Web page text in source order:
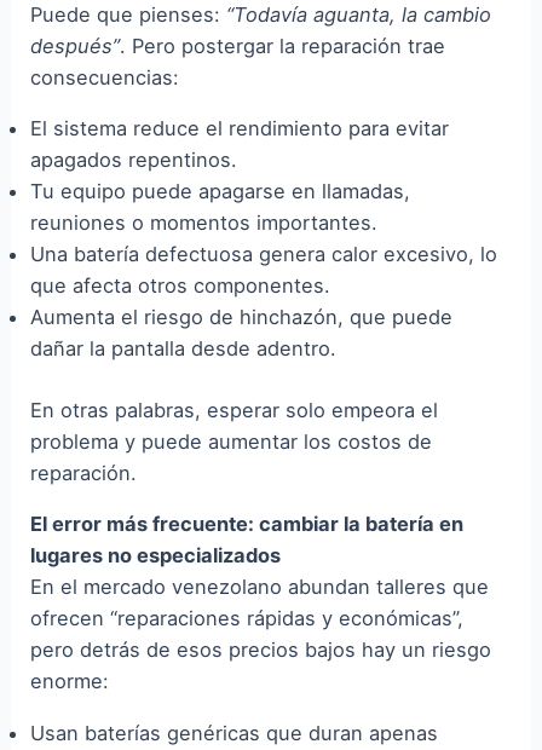
Puede que pienses: “Todavía aguanta, la cambio
después”. Pero postergar la reparación trae
consecuencias:
El sistema reduce el rendimiento para evitar
apagados repentinos.
Tu equipo puede apagarse en llamadas,
reuniones o momentos importantes.
Una batería defectuosa genera calor excesivo, lo
que afecta otros componentes.
Aumenta el riesgo de hinchazón, que puede
dañar la pantalla desde adentro.
En otras palabras, esperar solo empeora el
problema y puede aumentar los costos de
reparación.
El error más frecuente: cambiar la batería en
lugares no especializados
En el mercado venezolano abundan talleres que
ofrecen “reparaciones rápidas y económicas”,
pero detrás de esos precios bajos hay un riesgo
enorme:
Usan baterías genéricas que duran apenas